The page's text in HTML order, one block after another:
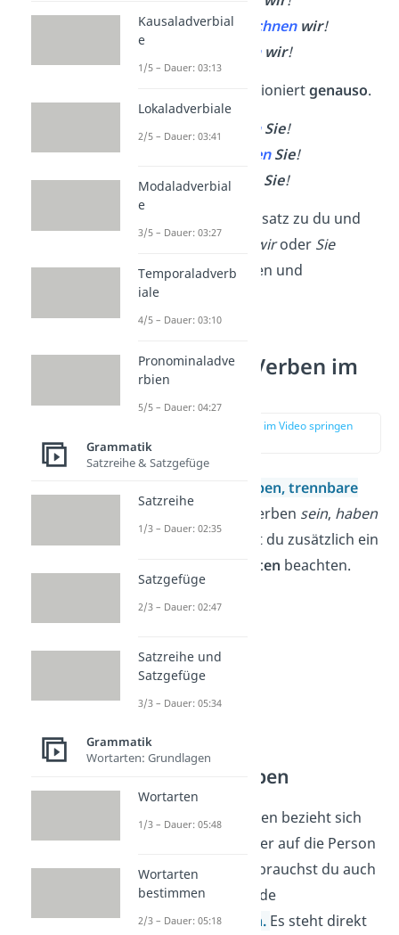
🎨zeichnen → zeichnen wir!
wir!
Die Sie-Form funktioniertgenauso.
🛑 halten →halten Sie!
fangen Sie!
🖌️malen →malen Sie!
Im Gegensatz zu du und
ihr musst du hier
wiroder Sie
immer mitschreiben und
mitsprechen!
Besondere Verben im
Imperativ
zur Stelle im Video springen
reflexiven Verben,trennbare
und den Verben sein, haben
und
musst du zusätzlich ein
Besonderheiten beachten.
Reflexive Verben
Bei reflexiven Verben bezieht sich
die Handlung immer auf die Person
selbst. Deswegen brauchst du auch
immer das passende
Reflexivpronomen. Es steht direkt
Kausaladverbial
e
1/5 – Dauer: 03:13
Lokaladverbiale
2/5 – Dauer: 03:41
Modaladverbial
e
3/5 – Dauer: 03:27
Temporaladverb
iale
4/5 – Dauer: 03:10
Pronominaladve
rbien
5/5 – Dauer: 04:27
Grammatik
Satzreihe & Satzgefüge
Satzreihe
1/3 – Dauer: 02:35
Satzgefüge
2/3 – Dauer: 02:47
Satzreihe und
Satzgefüge
3/3 – Dauer: 05:34
Grammatik
Wortarten: Grundlagen
Wortarten
1/3 – Dauer: 05:48
Wortarten
bestimmen
2/3 – Dauer: 05:18